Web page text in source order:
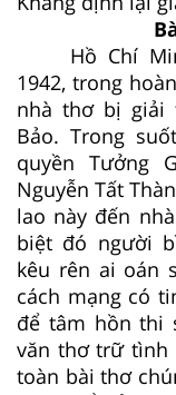
Hồ Chí
1942, trong
nhà thơ bị giải
Bảo. Trong
quyền Tưởng
Nguyễn Tất
lao này đến
biệt đó người
kêu rên ai oán
cách mạng có
để tâm hồn thi
văn thơ trữ tình
toàn bài thơ